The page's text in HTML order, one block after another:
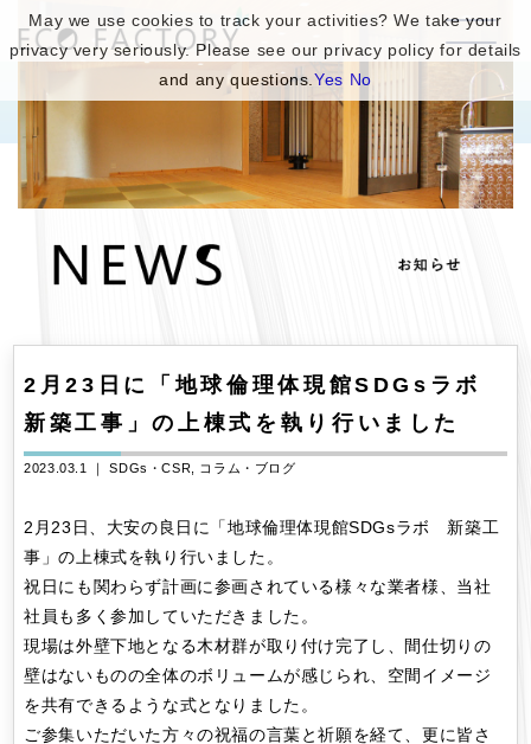
2月23日に「地球倫理体現館SDGsラボ
新築工事」の上棟式を執り行いました
2023.03.1 ｜SDGs・CSR コラム・ブログ
2月23日、大安の良日に「地球倫理体現館SDGsラボ 新築工
事」の上棟式を執り行いました。
祝日にも関わらず計画に参画されている様々な業者様、当社
社員も多く参加していただきました。
現場は外壁下地となる木材群が取り付け完了し、間仕切りの
壁はないものの全体のボリュームが感じられ、空間イメージ
を共有できるような式となりました。
ご参集いただいた方々の祝福の言葉と祈願を経て、更に皆さ
May we use cookies to track your activities? We take your
privacy very seriously. Please see our privacy policy for details
and any questions.Yes No